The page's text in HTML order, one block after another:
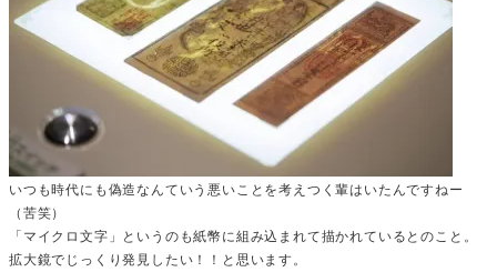
いつも時代にも偽造なんていう悪いことを考えつく輩はいたんですねー
（苦笑）
「マイクロ文字」というのも紙幣に組み込まれて描かれているとのこと。
拡大鏡でじっくり発見したい！！と思います。